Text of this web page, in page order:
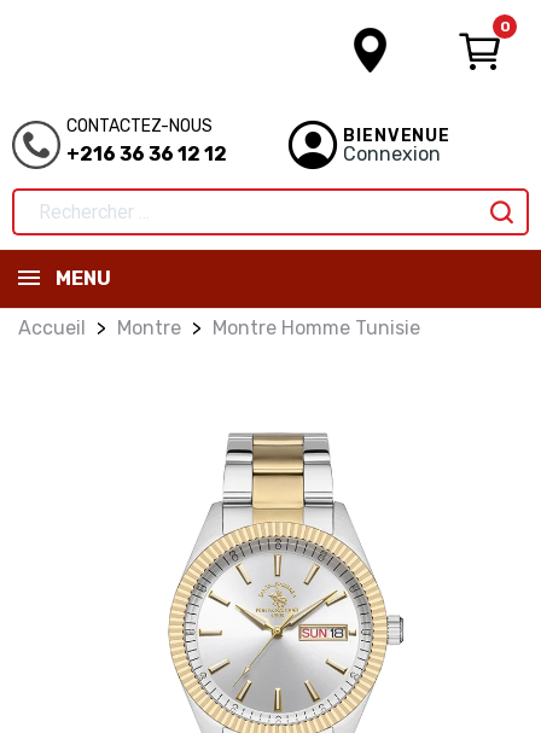
0
CONTACTEZ-NOUS
+216 36 36 12 12
BIENVENUE
Connexion
MENU
Accueil Montre Montre Homme Tunisie